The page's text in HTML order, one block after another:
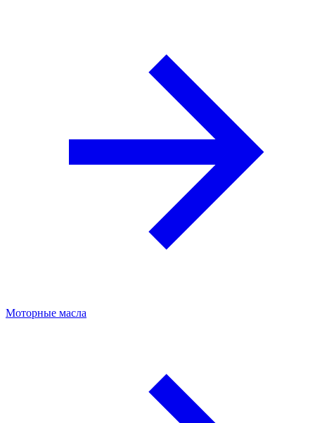
Моторные масла